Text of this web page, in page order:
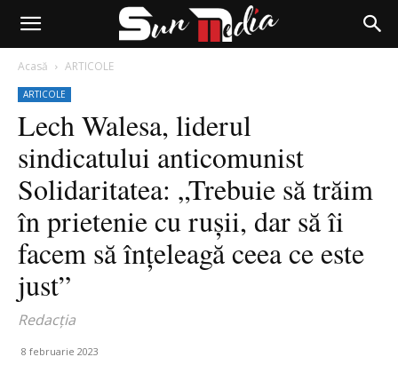
Acasă ARTICOLE
ARTICOLE
Lech Walesa, liderul
sindicatului anticomunist
Solidaritatea: „Trebuie să trăim
în prietenie cu rușii, dar să îi
facem să înțeleagă ceea ce este
just”
Redacția
8 februarie 2023